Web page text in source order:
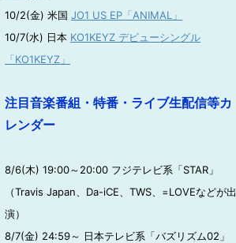
10/2(金) 米国 JO1 US EP「ANIMAL」
10/7(水) 日本 KO1KEYZ デビューシングル
「KO1KEYZ」
注目音楽番組・特番・ライブ生配信等カ
レンダー
8/6(木) 19:00～20:00 フジテレビ系「STAR」
（Travis Japan、Da-iCE、TWS、=LOVEなどが出
演）
8/7(金) 24:59～ 日本テレビ系「バズリズム02」